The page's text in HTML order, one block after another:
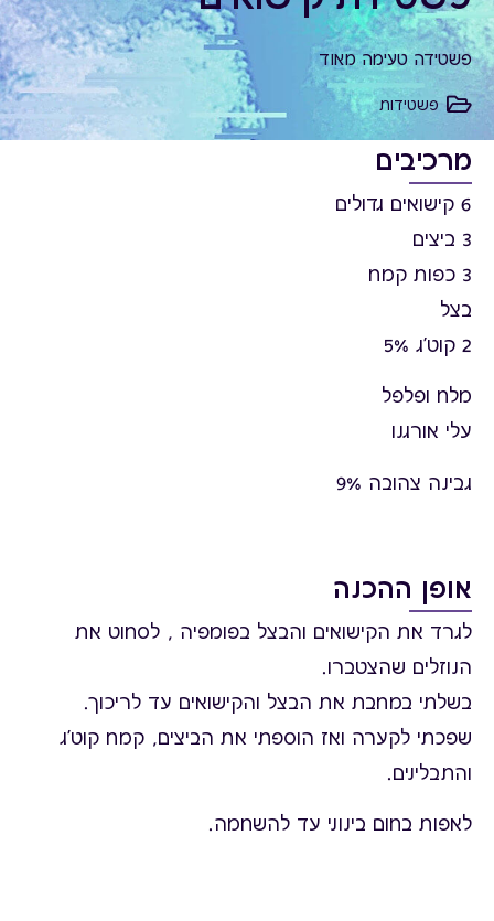
פשטידה טעימה מאוד
פשטידות
מרכיבים
6 קישואים גדולים
3 ביצים
3 כפות קמח
בצל
2 קוט'ג 5%
מלח ופלפל
עלי אורגנו
גבינה צהובה 9%
אופן ההכנה
לגרד את הקישואים והבצל בפומפיה , לסחוט את
הנוזלים שהצטברו.
בשלתי במחבת את הבצל והקישואים עד לריכוך.
שפכתי לקערה ואז הוספתי את הביצים, קמח קוט'ג
והתבלינים.
לאפות בחום בינוני עד להשחמה.